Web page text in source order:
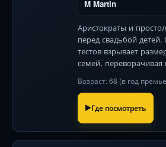
M Martin
Аристократы и
перед свадьбой
тестов взрывает
семей, переворачивая
Возраст: 68 (в год
Где посмотреть